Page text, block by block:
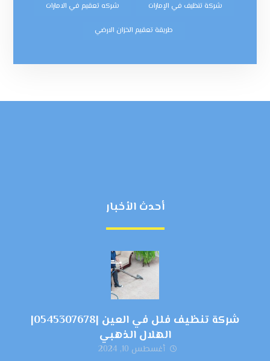
شركة تنظيف في الإمارات شركه تعقيم في الامارات
طريقة تعقيم الخزان الارضي
أحدث الأخبار
شركة تنظيف فلل في العين |0545307678|
الهلال الذهبي
أغسطس 10, 2024